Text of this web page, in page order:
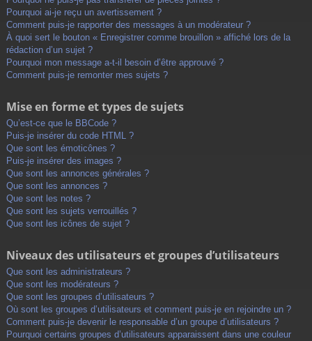
Pourquoi ai-je reçu un avertissement ?
Comment puis-je rapporter des messages à un modérateur ?
À quoi sert le bouton « Enregistrer comme brouillon » affiché lors de la
rédaction d’un sujet ?
Pourquoi mon message a-t-il besoin d’être approuvé ?
Comment puis-je remonter mes sujets ?
Mise en forme et types de sujets
Qu’est-ce que le BBCode ?
Puis-je insérer du code HTML ?
Que sont les émoticônes ?
Puis-je insérer des images ?
Que sont les annonces générales ?
Que sont les annonces ?
Que sont les notes ?
Que sont les sujets verrouillés ?
Que sont les icônes de sujet ?
Niveaux des utilisateurs et groupes d’utilisateurs
Que sont les administrateurs ?
Que sont les modérateurs ?
Que sont les groupes d’utilisateurs ?
Où sont les groupes d’utilisateurs et comment puis-je en rejoindre un ?
Comment puis-je devenir le responsable d’un groupe d’utilisateurs ?
Pourquoi certains groupes d’utilisateurs apparaissent dans une couleur